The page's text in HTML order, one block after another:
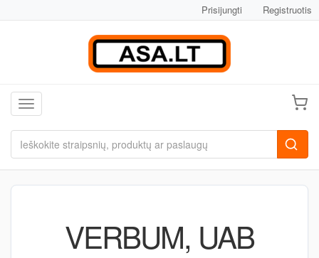
Prisijungti Registruotis
Toggle navigation
VERBUM, UAB